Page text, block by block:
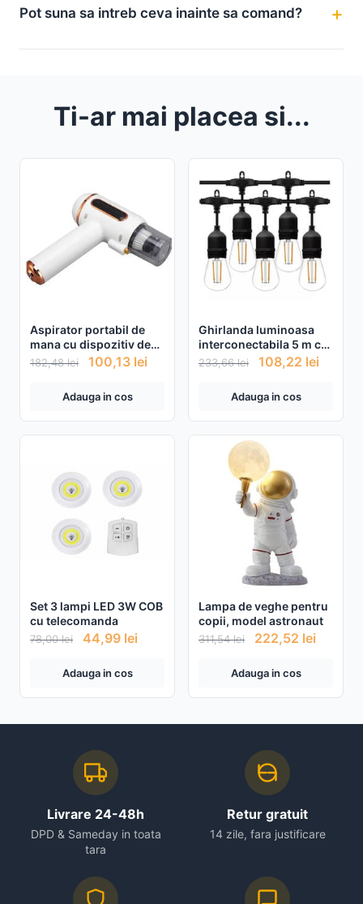
Pot suna sa intreb ceva inainte sa comand?
Ti-ar mai placea si...
Aspirator portabil de
mana cu dispozitiv de
indepartare a
acarienilor cu lampa UV
182,48lei 100,13 lei
Adauga in cos
Ghirlanda luminoasa
interconectabila 5 m cu
10 becuri 220w
233,66lei 108,22 lei
Adauga in cos
Set 3 lampi LED 3W COB
cu telecomanda
78,00lei 44,99 lei
Adauga in cos
Lampa de veghe pentru
copii, model astronaut
311,54lei 222,52 lei
Adauga in cos
Livrare 24-48h
DPD & Sameday in toata
tara
Retur gratuit
14 zile, fara justificare